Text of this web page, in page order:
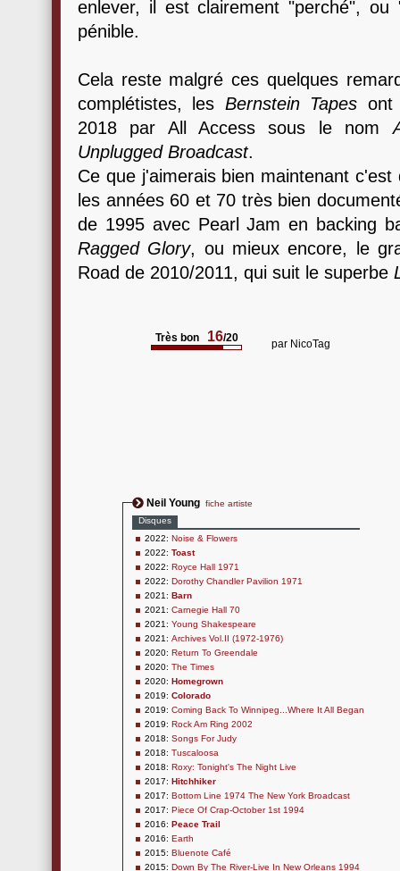
enlever, il est clairement "perché",
pénible.
Cela reste malgré ces quelques
complétistes, les Bernstein Tapes ont
2018 par All Access sous le nom
Unplugged Broadcast.
Ce que j'aimerais bien maintenant
les années 60 et 70 très bien
de 1995 avec Pearl Jam en backing
Ragged Glory, ou mieux encore, le
Road de 2010/2011, qui suit le superbe
Très bon 16/20 par NicoTag
Neil Young fiche artiste
Disques
2022: Noise & Flowers
2022: Toast
2022: Royce Hall 1971
2022: Dorothy Chandler Pavilion 1971
2021: Barn
2021: Carnegie Hall 70
2021: Young Shakespeare
2021: Archives Vol.II (1972-1976)
2020: Return To Greendale
2020: The Times
2020: Homegrown
2019: Colorado
2019: Coming Back To Winnipeg...Where It All Began
2019: Rock Am Ring 2002
2018: Songs For Judy
2018: Tuscaloosa
2018: Roxy: Tonight's The Night Live
2017: Hitchhiker
2017: Bottom Line 1974 The New York Broadcast
2017: Piece Of Crap-October 1st 1994
2016: Peace Trail
2016: Earth
2015: Bluenote Café
2015: Down By The River-Live In New Orleans 1994